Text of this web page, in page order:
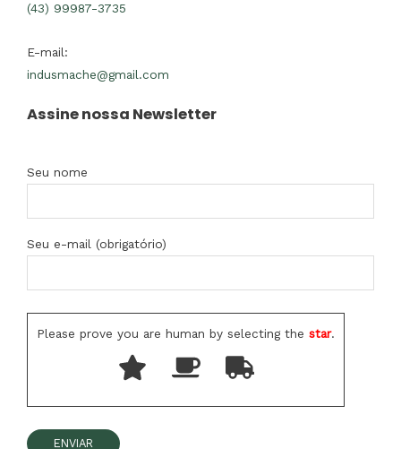
(43) 99987-3735
E-mail:
indusmache@gmail.com
Assine nossa Newsletter
Seu nome
Seu e-mail (obrigatório)
Please prove you are human by selecting the star.